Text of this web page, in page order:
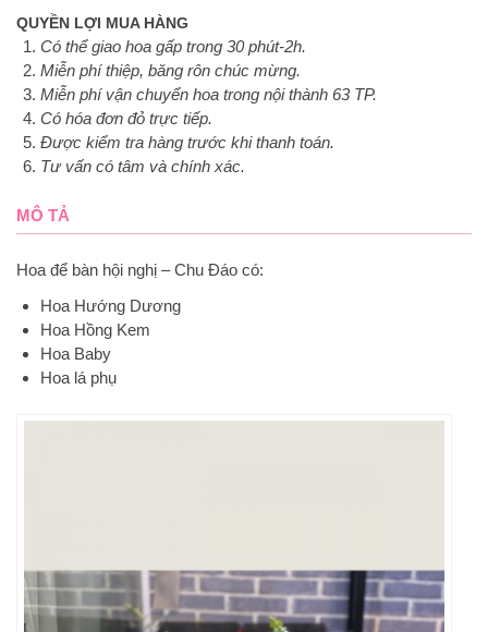
QUYỀN LỢI MUA HÀNG
Có thể giao hoa gấp trong 30 phút-2h.
Miễn phí thiệp, băng rôn chúc mừng.
Miễn phí vận chuyển hoa trong nội thành 63 TP.
Có hóa đơn đỏ trực tiếp.
Được kiểm tra hàng trước khi thanh toán.
Tư vấn có tâm và chính xác.
MÔ TẢ
Hoa để bàn hội nghị – Chu Đáo có:
Hoa Hướng Dương
Hoa Hồng Kem
Hoa Baby
Hoa lá phụ